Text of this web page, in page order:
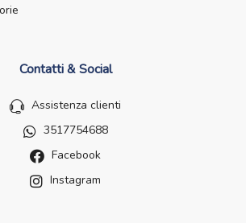
Contatti & Social
Assistenza clienti
3517754688
Facebook
Instagram